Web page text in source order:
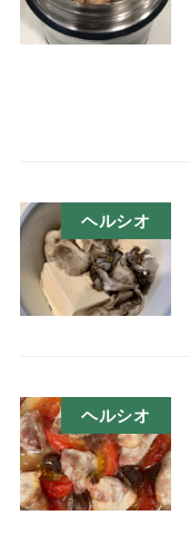
ヘルシオ
ヘルシオ